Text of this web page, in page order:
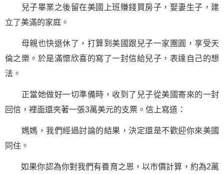
兒子畢業之後留在美國上班賺錢買房子，娶妻生子，建
立了美滿的家庭。
母親也快退休了，打算到美國跟兒子一家團圓，享受天
倫之樂。於是滿懷欣喜的寫了一封信給兒子，表達自己的想
法。
正當她做好一切準備時，收到了兒子從美國寄來的一封
回信，裡面還夾著一張3萬美元的支票。信上寫道：
媽媽，我們經過討論的結果，決定還是不歡迎你來美國
同住。
如果你認為你對我們有養育之恩，以市價計算，約為2萬